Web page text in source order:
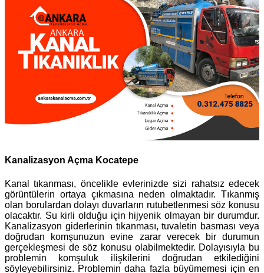
Kanalizasyon Açma Kocatepe
Kanal tıkanması, öncelikle evlerinizde sizi rahatsız edecek
görüntülerin ortaya çıkmasına neden olmaktadır. Tıkanmış
olan borulardan dolayı duvarların rutubetlenmesi söz konusu
olacaktır. Su kirli olduğu için hijyenik olmayan bir durumdur.
Kanalizasyon giderlerinin tıkanması, tuvaletin basması veya
doğrudan komşunuzun evine zarar verecek bir durumun
gerçekleşmesi de söz konusu olabilmektedir. Dolayısıyla bu
problemin komşuluk ilişkilerini doğrudan etkilediğini
söyleyebilirsiniz. Problemin daha fazla büyümemesi için en